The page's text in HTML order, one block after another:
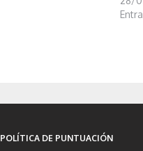
POLÍTICA DE PUNTUACIÓN